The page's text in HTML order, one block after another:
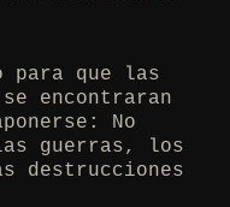
para que las
encontraran
No
guerras, los
destrucciones